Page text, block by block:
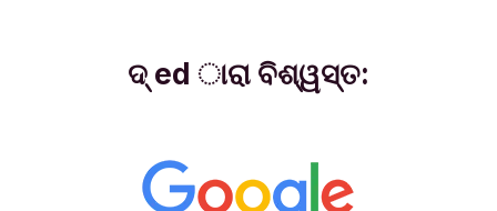
ଦ୍ ed ାରା ବିଶ୍ୱସ୍ତ: